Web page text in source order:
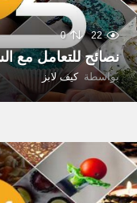
22
0
نصائح للتعامل مع
بواسطة كيف لابز